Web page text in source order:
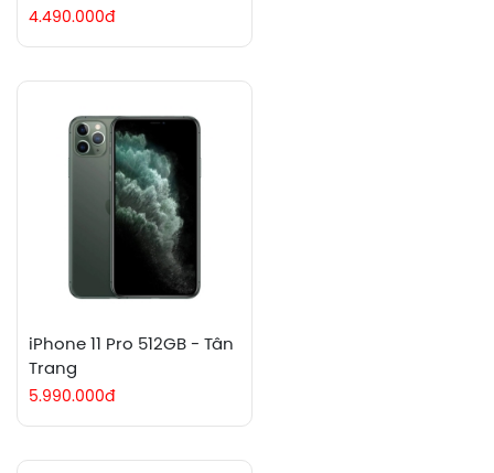
4.490.000đ
iPhone 11 Pro 512GB - Tân
Trang
5.990.000đ